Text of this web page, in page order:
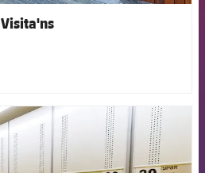
Visita'ns
FCB Barcelona badge